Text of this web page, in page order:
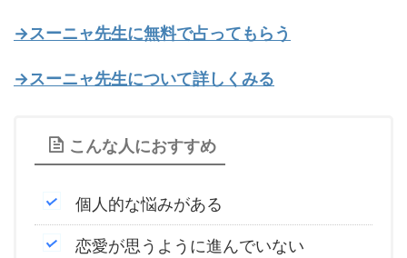
→スーニャ先生に無料で占ってもらう
→スーニャ先生について詳しくみる
こんな人におすすめ
個人的な悩みがある
恋愛が思うように進んでいない